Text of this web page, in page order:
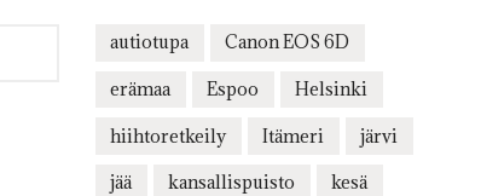
autiotupa Canon EOS 6D
erämaa Espoo Helsinki
hiihtoretkeily Itämeri järvi
jää kansallispuisto kesä